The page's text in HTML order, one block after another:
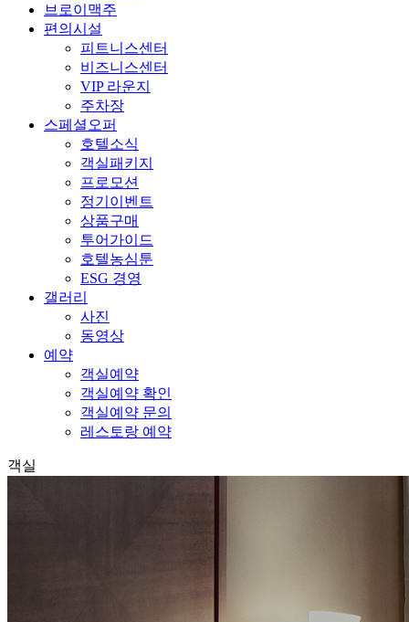
브로이맥주
편의시설
피트니스센터
비즈니스센터
VIP 라운지
주차장
스페셜오퍼
호텔소식
객실패키지
프로모션
정기이벤트
상품구매
투어가이드
호텔농심툰
ESG 경영
갤러리
사진
동영상
예약
객실예약
객실예약 확인
객실예약 문의
레스토랑 예약
객실